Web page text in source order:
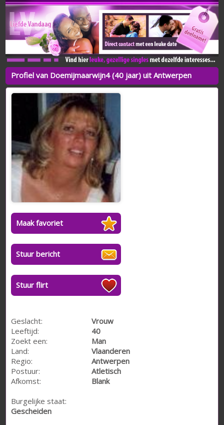
Profiel van Doemijmaarwijn4 (40 jaar) uit Antwerpen
Maak favoriet
Stuur bericht
Stuur flirt
Geslacht:
Vrouw
Leeftijd:
40
Zoekt een:
Man
Land:
Vlaanderen
Regio:
Antwerpen
Postuur:
Atletisch
Afkomst:
Blank
Burgelijke staat:
Gescheiden